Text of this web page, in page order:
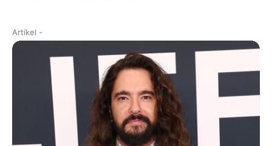
Artikel -